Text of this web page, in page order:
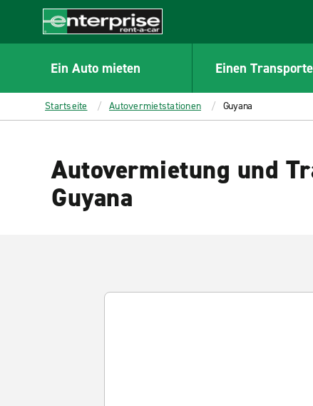
CONTENT
Enterprise
Ein Auto mieten Einen
Startseite Autovermietstationen Guyana
Autovermietung und
Guyana